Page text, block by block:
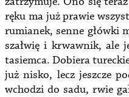
ręku ma już prawie
rumianek, senne główki
szałwię i krwawnik, ale
tasiemca. Dobiera
już nisko, lecz jeszcze
wchodzi do sadu, rwie